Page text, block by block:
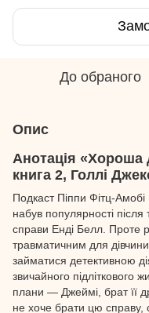
До обраного
Опис
Анотація «Хороша
книга 2, Голлі
Подкаст Піппи Фітц-Амобі
набув популярності після
справи Енді Белл. Проте
травматичним для
займатися детективною
звичайного підліткового
плани — Джеймі, брат її
не хоче брати цю справу,